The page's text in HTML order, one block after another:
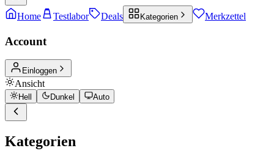
Home Testlabor Deals Kategorien Merkzettel
Account
Einloggen
Ansicht
Hell Dunkel Auto
Kategorien